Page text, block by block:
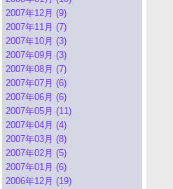
2007年12月 (9)
2007年11月 (7)
2007年10月 (3)
2007年09月 (3)
2007年08月 (7)
2007年07月 (6)
2007年06月 (6)
2007年05月 (11)
2007年04月 (4)
2007年03月 (8)
2007年02月 (5)
2007年01月 (6)
2006年12月 (19)